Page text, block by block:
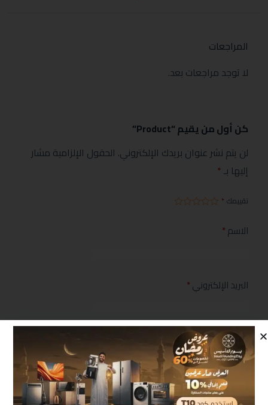
المراجعات
لا توجد مراجعات بعد.
كن أول من يقيم “Product”
لن يتم نشر عنوان بريدك الإلكتروني. الحقول الإلزامية مشار
إليها بـ*
تقييمك *
الاسم*
البريد الإلكتروني*
مراجعتك*